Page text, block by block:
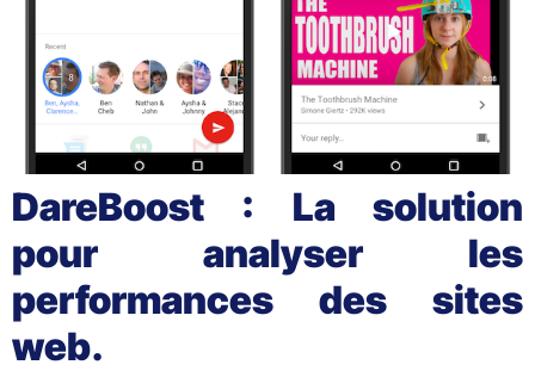
DareBoost : La solution
pour analyser les
performances des sites
web.